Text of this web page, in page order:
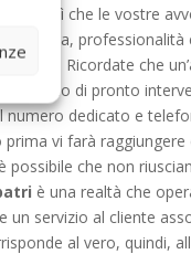
far sì che le vostre
Ricordate che
servizio di pronto
dedicato e
vi farà
possibile che non
è una realtà che
servizio al cliente
al vero, quindi,